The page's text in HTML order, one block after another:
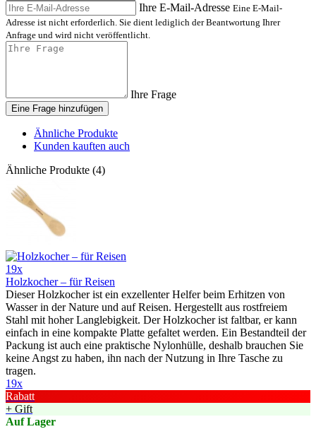
Ihre E-Mail-Adresse Eine E-Mail-
Adresse ist nicht erforderlich. Sie dient lediglich der Beantwortung Ihrer
Anfrage und wird nicht veröffentlicht.
Ihre Frage
Eine Frage hinzufügen
Ähnliche Produkte
Kunden kauften auch
Ähnliche Produkte (4)
19x
Holzkocher – für Reisen
Dieser Holzkocher ist ein exzellenter Helfer beim Erhitzen von
Wasser in der Nature und auf Reisen. Hergestellt aus rostfreiem
Stahl mit hoher Langlebigkeit. Der Holzkocher ist faltbar, er kann
einfach in eine kompakte Platte gefaltet werden. Ein Bestandteil der
Packung ist auch eine praktische Nylonhülle, deshalb brauchen Sie
keine Angst zu haben, ihn nach der Nutzung in Ihre Tasche zu
tragen.
19x
Rabatt
+ Gift
Auf Lager